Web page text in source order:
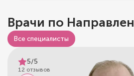
Врачи по
Все специалисты
5/5
12 отзывов